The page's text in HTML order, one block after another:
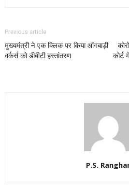
Previous article
मुख्यमंत्री ने एक क्लिक पर किया आँगबाड़ी
वर्कर्स को डीबीटी हस्तांतरण
कोर्ट
P.S.